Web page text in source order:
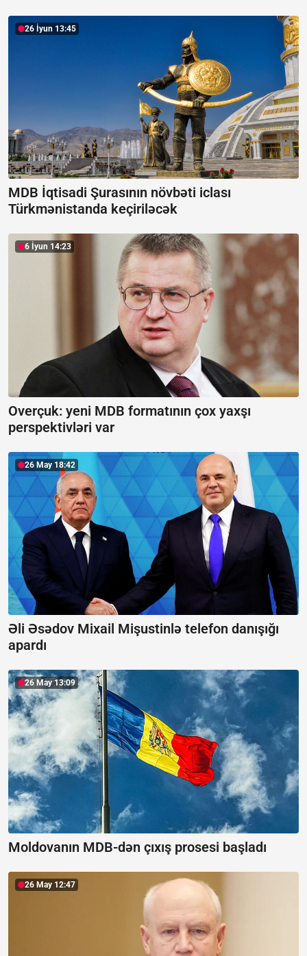
26 İyun 13:45
MDB İqtisadi Şurasının növbəti iclası
Türkmənistanda keçiriləcək
6 İyun 14:23
Overçuk: yeni MDB formatının çox yaxşı
perspektivləri var
26 May 18:42
Əli Əsədov Mixail Mişustinlə telefon danışığı
apardı
26 May 13:09
Moldovanın MDB-dən çıxış prosesi başladı
26 May 12:47